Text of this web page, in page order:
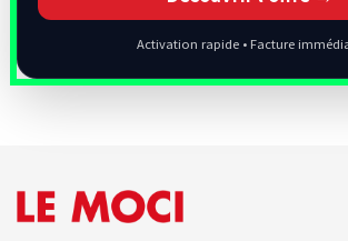
Activation rapide • Facture